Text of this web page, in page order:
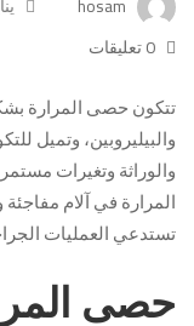
0 تعليقات
تتكون حصى المرارة
والبيليروبين، وتميل
والوراثة وتغيرات
المرارة في آلام
تستدعي العمليات
حصى